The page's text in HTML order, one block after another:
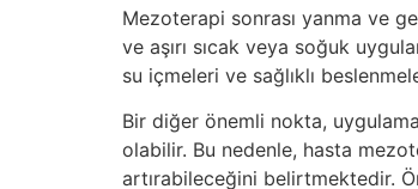
Mezoterapi sonrası yanma ve
ve aşırı sıcak veya soğuk
su içmeleri ve sağlıklı
Bir diğer önemli nokta, uygulama
olabilir. Bu nedenle, hasta
artırabileceğini belirtmektedir.